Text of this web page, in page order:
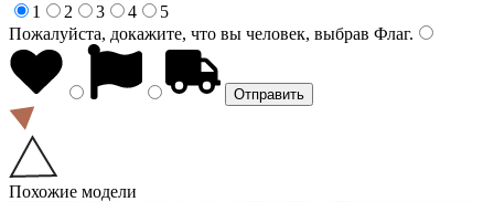
1
2 3 4
5
Пожалуйста, докажите, что вы человек, выбрав Флаг.
Похожие модели